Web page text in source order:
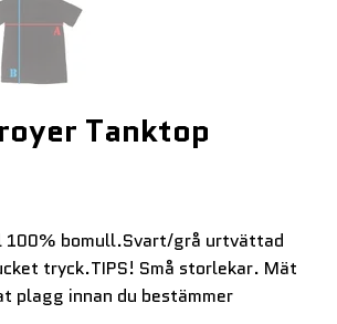
Tanktop
100% bomull.Svart/grå urtvättad
tryck.TIPS! Små storlekar. Mät
plagg innan du bestämmer